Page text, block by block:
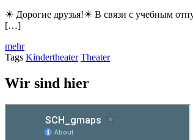
☀ Дорогие друзья!☀ В связи с учебным
[…]
mehr
Tags Kindertheater Theater
Wir sind hier